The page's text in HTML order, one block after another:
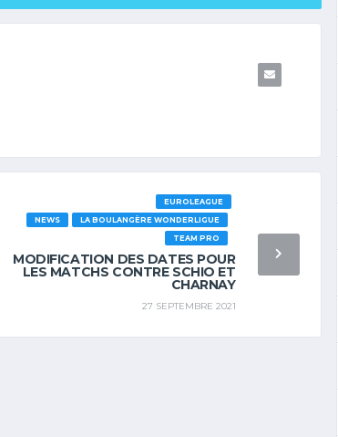
EUROLEAGUE
LA BOULANGÈRE WONDERLIGUE
NEWS
TEAM PRO
MODIFICATION DES DATES POUR
LES MATCHS CONTRE SCHIO ET
CHARNAY
27 SEPTEMBRE 2021